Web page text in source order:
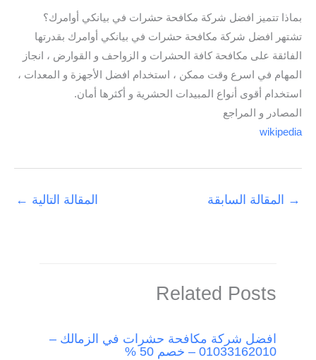
بماذا تتميز افضل شركة مكافحة حشرات في بيانكي أوامرك؟
تشتهر افضل شركة مكافحة حشرات في بيانكي أوامرك بقدرتها
الفائقة على مكافحة كافة الحشرات و الزواحف و القوارض ، انجاز
المهام في اسرع وقت ممكن ، استخدام افضل الأجهزة و المعدات ،
استخدام أقوى أنواع المبيدات الحشرية و أكثرها أمان.
المصادر و المراجع
wikipedia
→ المقالة السابقة المقالة التالية ←
Related Posts
افضل شركة مكافحة حشرات في الزمالك –
01033162010 – خصم 50 %